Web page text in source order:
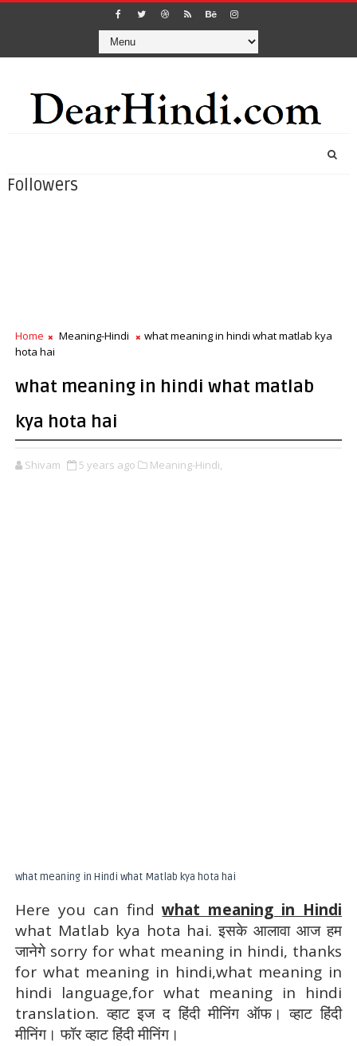
Followers
Home Meaning-Hindi
what meaning in hindi what matlab kya
hota hai
what meaning in hindi what matlab
kya hota hai
Shivam 5 years ago Meaning-Hindi,
what meaning in Hindi what Matlab kya hota hai
Here you can findwhat meaning in Hindi
what Matlab kya hota hai. इसके आलावा आज हम
जानेगे sorry for what meaning in hindi, thanks
for what meaning in hindi,what meaning in
hindi language,for what meaning in hindi
translation. व्हाट इज द हिंदी मीनिंग ऑफ। व्हाट हिंदी
मीनिंग। फॉर व्हाट हिंदी मीनिंग।